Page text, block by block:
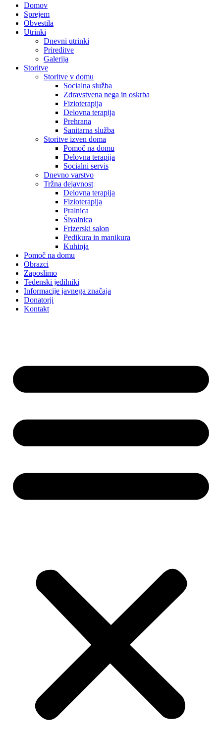
Domov
Sprejem
Obvestila
Utrinki
Dnevni utrinki
Prireditve
Galerija
Storitve
Storitve v domu
Socialna služba
Zdravstvena nega in oskrba
Fizioterapija
Delovna terapija
Prehrana
Sanitarna služba
Storitve izven doma
Pomoč na domu
Delovna terapija
Socialni servis
Dnevno varstvo
Tržna dejavnost
Delovna terapija
Fizioterapija
Pralnica
Šivalnica
Frizerski salon
Pedikura in manikura
Kuhinja
Pomoč na domu
Obrazci
Zaposlimo
Tedenski jedilniki
Informacije javnega značaja
Donatorji
Kontakt